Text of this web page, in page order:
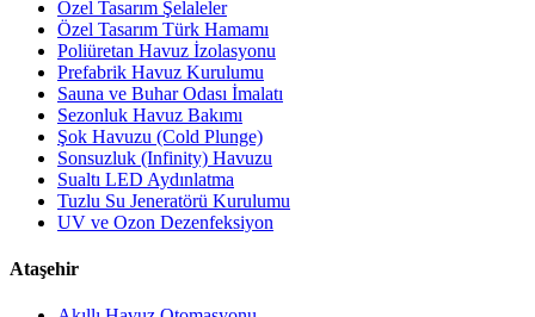
Özel Tasarım Şelaleler
Özel Tasarım Türk Hamamı
Poliüretan Havuz İzolasyonu
Prefabrik Havuz Kurulumu
Sauna ve Buhar Odası İmalatı
Sezonluk Havuz Bakımı
Şok Havuzu (Cold Plunge)
Sonsuzluk (Infinity) Havuzu
Sualtı LED Aydınlatma
Tuzlu Su Jeneratörü Kurulumu
UV ve Ozon Dezenfeksiyon
Ataşehir